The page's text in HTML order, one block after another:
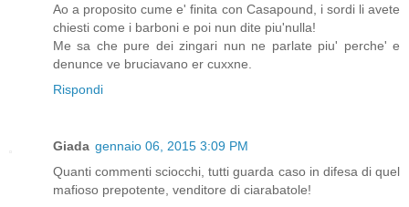
Ao a proposito cume e' finita con Casapound, i sordi li avete
chiesti come i barboni e poi nun dite piu'nulla!
Me sa che pure dei zingari nun ne parlate piu' perche' e
denunce ve bruciavano er cuxxne.
Rispondi
Giada gennaio 06, 2015 3:09 PM
Quanti commenti sciocchi, tutti guarda caso in difesa di quel
mafioso prepotente, venditore di ciarabatole!